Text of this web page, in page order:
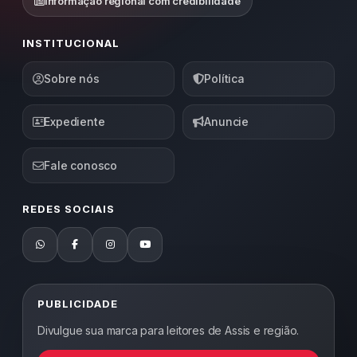
INSTITUCIONAL
Sobre nós Política
Expediente Anuncie
Fale conosco
REDES SOCIAIS
PUBLICIDADE
Divulgue sua marca para leitores de Assis e região.